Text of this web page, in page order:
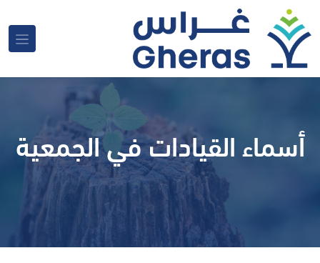
أسماء القيادات في الجمعية